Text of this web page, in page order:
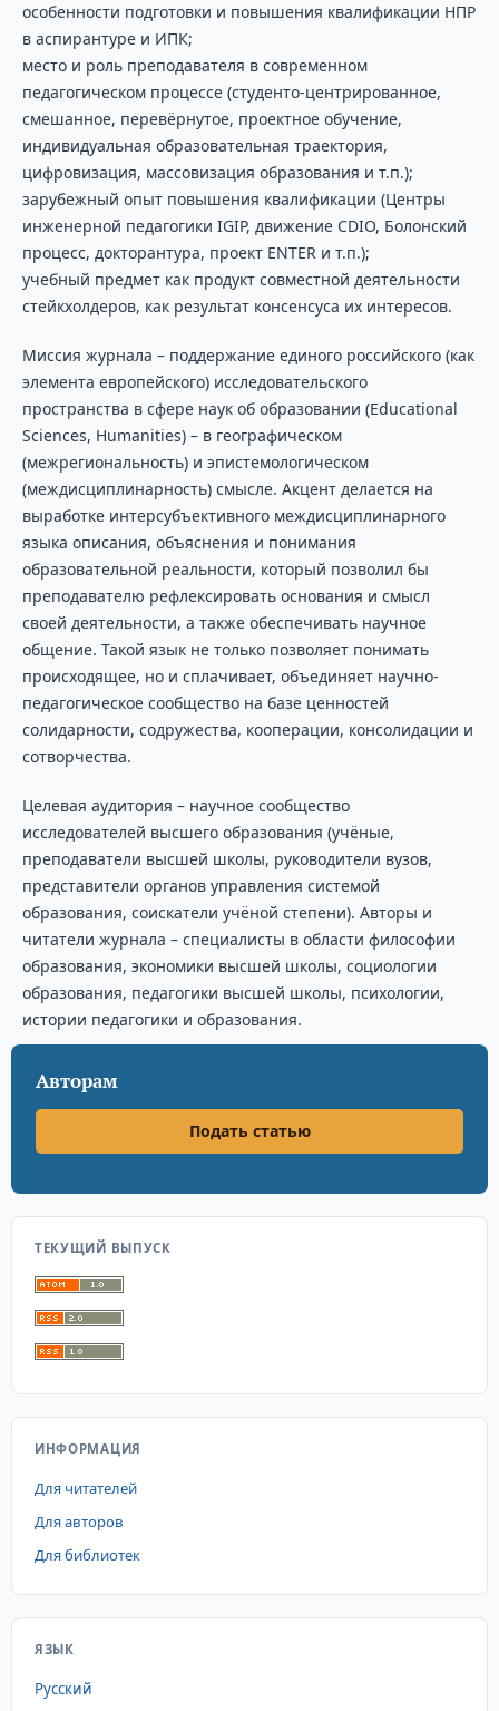
особенности подготовки и повышения квалификации НПР
в аспирантуре и ИПК;
место и роль преподавателя в современном
педагогическом процессе (студенто-центрированное,
смешанное, перевёрнутое, проектное обучение,
индивидуальная образовательная траектория,
цифровизация, массовизация образования и т.п.);
зарубежный опыт повышения квалификации (Центры
инженерной педагогики IGIP, движение CDIO, Болонский
процесс, докторантура, проект ENTER и т.п.);
учебный предмет как продукт совместной деятельности
стейкхолдеров, как результат консенсуса их интересов.
Миссия журнала – поддержание единого российского (как
элемента европейского) исследовательского
пространства в сфере наук об образовании (Educational
Sciences, Humanities) – в географическом
(межрегиональность) и эпистемологическом
(междисциплинарность) смысле. Акцент делается на
выработке интерсубъективного междисциплинарного
языка описания, объяснения и понимания
образовательной реальности, который позволил бы
преподавателю рефлексировать основания и смысл
своей деятельности, а также обеспечивать научное
общение. Такой язык не только позволяет понимать
происходящее, но и сплачивает, объединяет научно-
педагогическое сообщество на базе ценностей
солидарности, содружества, кооперации, консолидации и
сотворчества.
Целевая аудитория – научное сообщество
исследователей высшего образования (учёные,
преподаватели высшей школы, руководители вузов,
представители органов управления системой
образования, соискатели учёной степени). Авторы и
читатели журнала – специалисты в области философии
образования, экономики высшей школы, социологии
образования, педагогики высшей школы, психологии,
истории педагогики и образования.
Авторам
Подать статью
ТЕКУЩИЙ ВЫПУСК
ИНФОРМАЦИЯ
Для читателей
Для авторов
Для библиотек
ЯЗЫК
Русский